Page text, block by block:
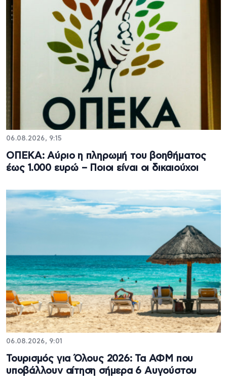
06.08.2026, 9:15
ΟΠΕΚΑ: Αύριο η πληρωμή του βοηθήματος
έως 1.000 ευρώ – Ποιοι είναι οι δικαιούχοι
06.08.2026, 9:01
Τουρισμός για Όλους 2026: Τα ΑΦΜ που
υποβάλλουν αίτηση σήμερα 6 Αυγούστου